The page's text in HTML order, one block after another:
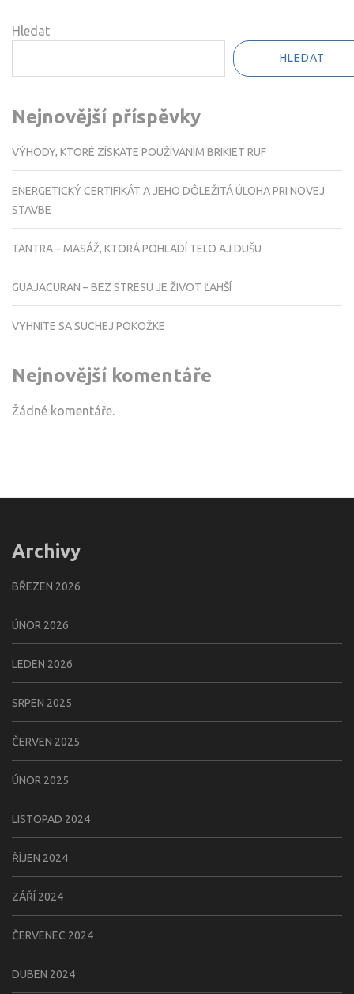
Hledat
HLEDAT
Nejnovější příspěvky
VÝHODY, KTORÉ ZÍSKATE POUŽÍVANÍM BRIKIET RUF
ENERGETICKÝ CERTIFIKÁT A JEHO DÔLEŽITÁ ÚLOHA PRI NOVEJ
STAVBE
TANTRA – MASÁŽ, KTORÁ POHLADÍ TELO AJ DUŠU
GUAJACURAN – BEZ STRESU JE ŽIVOT ĽAHŠÍ
VYHNITE SA SUCHEJ POKOŽKE
Nejnovější komentáře
Žádné komentáře.
Archivy
BŘEZEN 2026
ÚNOR 2026
LEDEN 2026
SRPEN 2025
ČERVEN 2025
ÚNOR 2025
LISTOPAD 2024
ŘÍJEN 2024
ZÁŘÍ 2024
ČERVENEC 2024
DUBEN 2024